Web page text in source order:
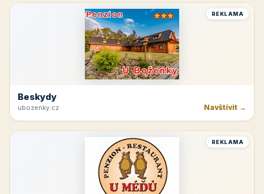
REKLAMA
Beskydy
ubozenky.cz Navštívit →
REKLAMA